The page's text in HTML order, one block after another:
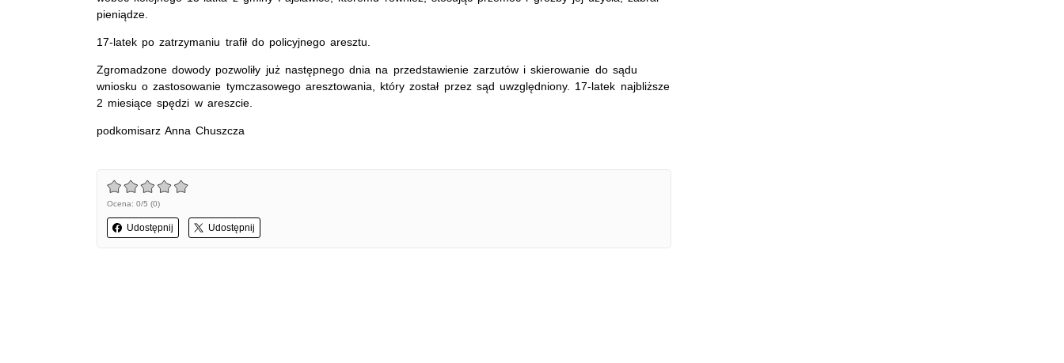
pieniądze.
17-latek po zatrzymaniu trafił do policyjnego aresztu.
Zgromadzone dowody pozwoliły już następnego dnia na przedstawienie zarzutów i skierowanie do sądu
wniosku o zastosowanie tymczasowego aresztowania, który został przez sąd uwzględniony. 17-latek najbliższe
2 miesiące spędzi w areszcie.
podkomisarz Anna Chuszcza
Ocena: 0/5 (0)
Udostępnij Udostępnij